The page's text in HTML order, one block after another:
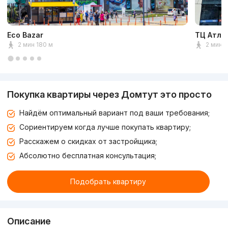
Eco Bazar
2 мин 180 м
ТЦ
2 мин
Покупка квартиры через Домтут это просто
Найдём оптимальный вариант под ваши требования;
Сориентируем когда лучше покупать квартиру;
Расскажем о скидках от застройщика;
Абсолютно бесплатная консультация;
Подобрать квартиру
Описание